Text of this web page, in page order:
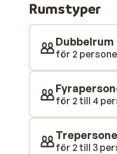
trevlig dag i
centrum av Les
utsökt middag!
Rumstyper
för 2
för 2 till 4
för 2 till 3